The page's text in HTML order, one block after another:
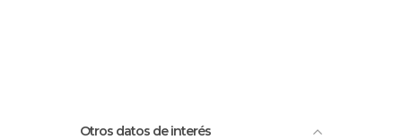
Otros datos de interés